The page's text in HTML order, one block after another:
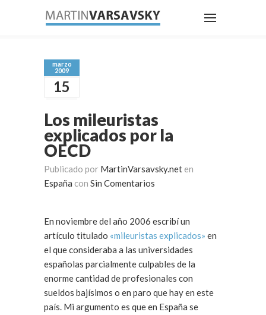
marzo
2009
15
Los mileuristas
explicados por la
OECD
Publicado por MartinVarsavsky.net en
España con Sin Comentarios
En noviembre del año 2006 escribí un
artículo titulado «mileuristas explicados» en
el que consideraba a las universidades
españolas parcialmente culpables de la
enorme cantidad de profesionales con
sueldos bajísimos o en paro que hay en este
país. Mi argumento es que en España se